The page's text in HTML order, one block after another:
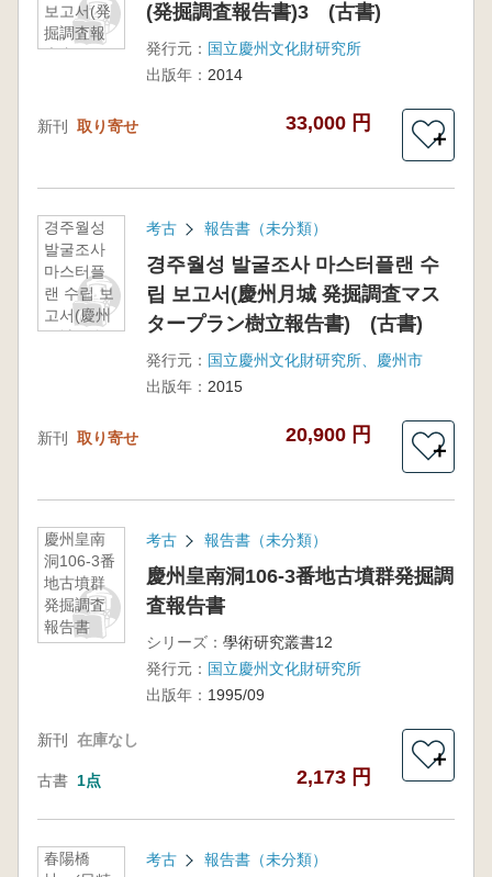
보고서(発
掘調査報
告書)3
(発掘調査報告書)3 (古書)
発行元： 国立慶州文化財研究所
出版年： 2014
新刊 取り寄せ 33,000 円
＋
경주월성
발굴조사
마스터플
랜 수립 보
고서(慶州
月城 発掘
書)
考古 報告書（未分類）
경주월성 발굴조사 마스터플랜 수
립 보고서(慶州月城 発掘調査マス
タープラン樹立報告書) (古書)
発行元： 国立慶州文化財研究所、慶州市
出版年： 2015
新刊 取り寄せ 20,900 円
＋
慶州皇南
洞106-3番
地古墳群
発掘調査
報告書
考古 報告書（未分類）
慶州皇南洞106-3番地古墳群発掘調
査報告書
シリーズ： 學術研究叢書12
発行元： 国立慶州文化財研究所
出版年： 1995/09
新刊 在庫なし
古書 1点 2,173 円
＋
春陽橋
考古 報告書（未分類）